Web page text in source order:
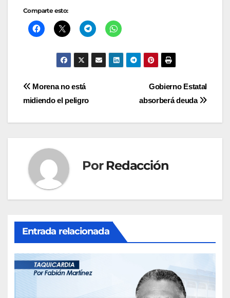
Comparte esto:
Navegación
Gobierno Estatal
absorberá deuda
Morena no está
midiendo el peligro
Por Redacción
Entrada relacionada